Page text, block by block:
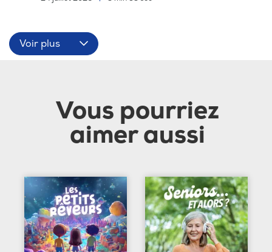
Voir plus
Vous pourriez
aimer aussi